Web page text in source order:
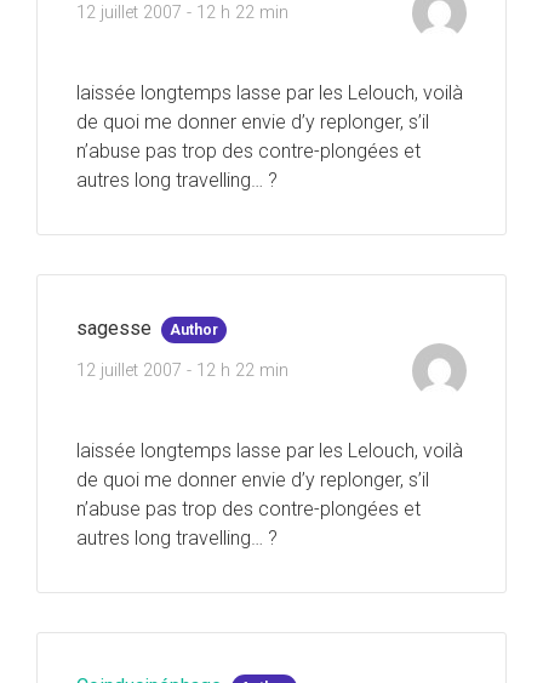
12 juillet 2007 - 12 h 22 min
laissée longtemps lasse par les Lelouch, voilà
de quoi me donner envie d’y replonger, s’il
n’abuse pas trop des contre-plongées et
autres long travelling… ?
sagesse Author
12 juillet 2007 - 12 h 22 min
laissée longtemps lasse par les Lelouch, voilà
de quoi me donner envie d’y replonger, s’il
n’abuse pas trop des contre-plongées et
autres long travelling… ?